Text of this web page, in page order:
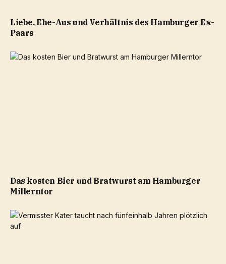
Liebe, Ehe-Aus und Verhältnis des Hamburger Ex-
Paars
Das kosten Bier und Bratwurst am Hamburger
Millerntor